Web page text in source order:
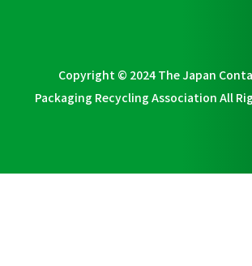
Copyright © 2024 The Japan
Packaging Recycling Association All